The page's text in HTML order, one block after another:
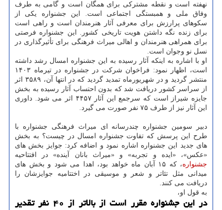
نهفته است و نقطه مشترکی برای همگان است و گامی به طرف
وفاق ملی و همبستگی اجتماعی است. این جشنواره یکی از
سکوهای پرارزش برای معرفی آثار هنرمندان است و راهی است
برای زنده نگه داشتن هویت تاریخی کشور. این جشنواره فرصتی
برای همراهی هنرمندان و اهالی میراث فرهنگی برای تأثیرگذاری در
نسل نو وجوان است.
او با اشاره به اینکه آثار رسیده به این جشنواره امسال رشد داشته
است، اظهار نمود: فراخوان شرکت در جشنواره در تیرماه ۱۴۰۳
منتشر گردید و در شهریورماه تمدید گردید که در انتها آن، ۳۵۸۹ اثر
از سراسر کشور دریافت شد که بدون احتساب آثار رسیده به بخش
جایزه شیراز است که سرجمع این آثار ۴۴۵۷ اثر می شود. داوری
این آثار نیز از طرف ۷۵ نفر صورت می گیرد.
دبیر سومین جشنواره چندرسانه ای میراث فرهنگی جشنواره با
طرح این پرسش که تفاوت جشنواره امسال در چیست؟ به بخش
های جدید این جشنواره اشاره نمود و اضافه کرد: جوایز بخش های
«عکس»، «ایده و تجربه» و «میراث بانان آینده» در افتتاحیه
جشنواره
، که ۱۵ آبان ماه خواهد بود، اهدا می شود و بخش های
میدانی مثل تئاتر و شعر و موسیقی در اختتامیه جوایزشان را
دریافت می کنند.
به قول او،
در این جشنواره مقرر است از بالاتر از ۴۰ نفر تقدیر